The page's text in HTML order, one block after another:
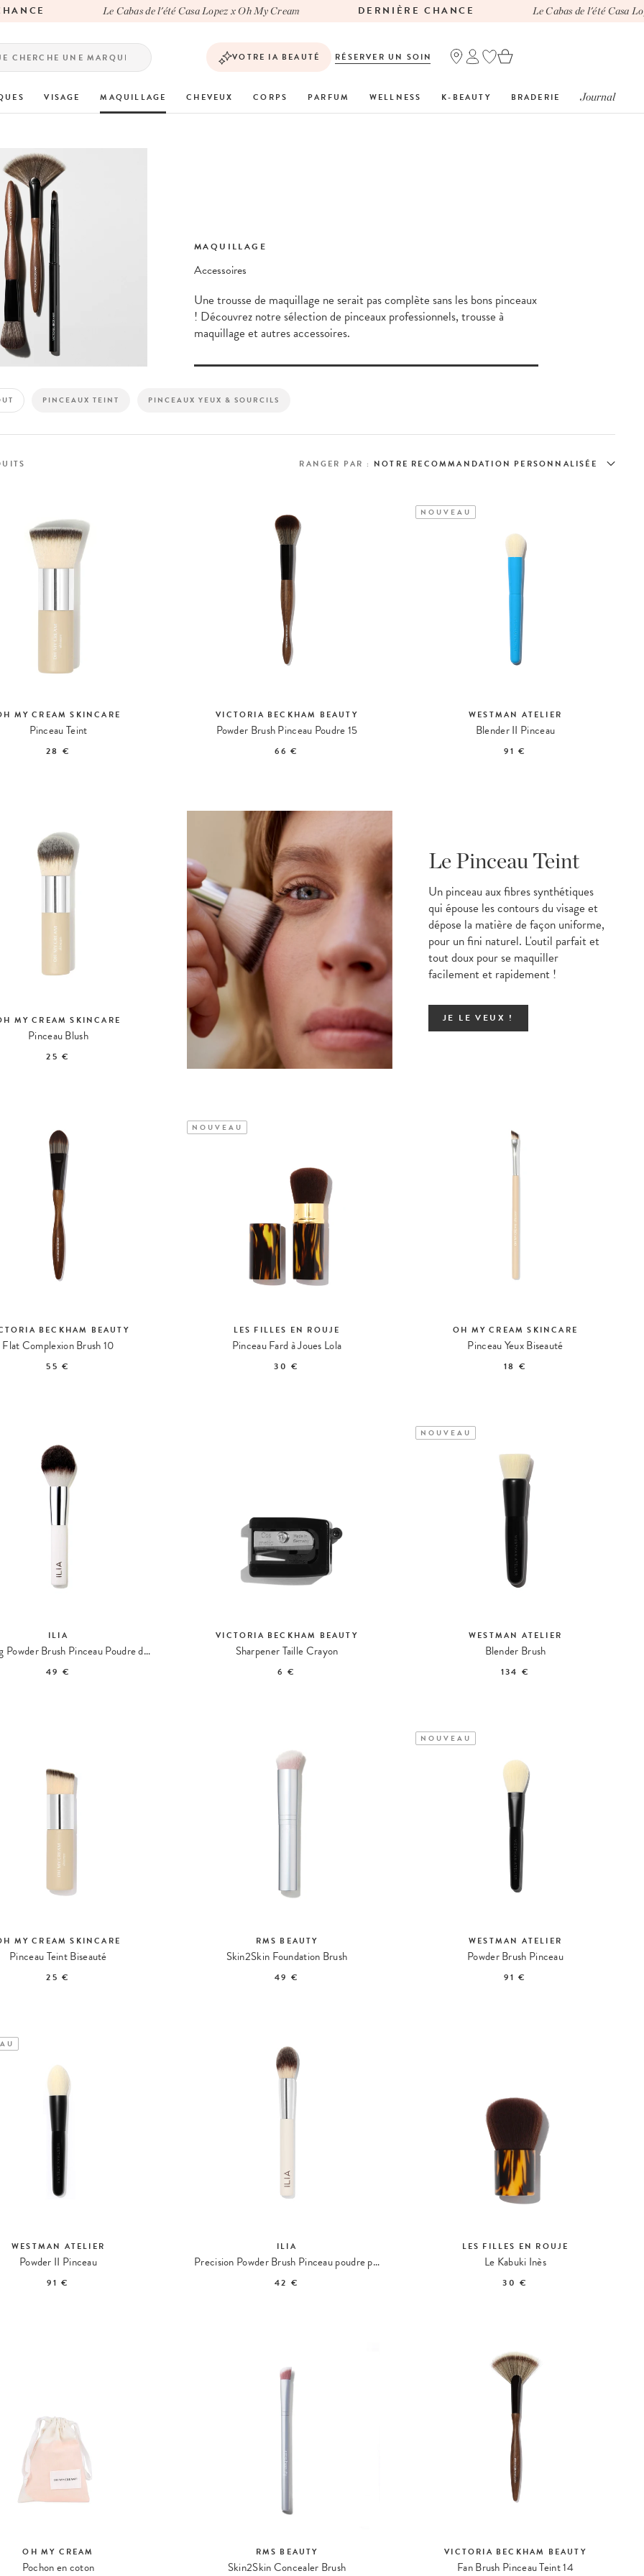
Le Cabas de l'été Casa Lopez x Oh My Cream DERNIÈRE CHANCE Le Cabas de l'été Casa
VOTRE IA BEAUTÉ RÉSERVER UN SOIN
VISAGE MAQUILLAGE CHEVEUX CORPS PARFUM WELLNESS K-BEAUTY BRADERIE Journal
MAQUILLAGE
Accessoires
Une trousse de maquillage ne serait pas complète sans les bons pinceaux
! Découvrez notre sélection de pinceaux professionnels, trousse à
maquillage et autres accessoires.
PINCEAUX TEINT PINCEAUX YEUX & SOURCILS
RANGER PAR :
MY CREAM SKINCARE
Pinceau Teint
28 €
VICTORIA BECKHAM BEAUTY
Powder Brush Pinceau Poudre 15
66 €
NOUVEAU
WESTMAN ATELIER
Blender II Pinceau
91 €
MY CREAM SKINCARE
Pinceau Blush
25 €
Le Pinceau Teint
Un pinceau aux fibres synthétiques
qui épouse les contours du visage et
dépose la matière de façon uniforme,
pour un fini naturel. L'outil parfait et
tout doux pour se maquiller
facilement et rapidement !
JE LE VEUX !
BECKHAM BEAUTY
Flat Complexion Brush 10
55 €
NOUVEAU
LES FILLES EN ROUJE
Pinceau Fard à Joues Lola
30 €
OH MY CREAM SKINCARE
Pinceau Yeux Biseauté
18 €
ILIA
Finishing Powder Brush Pinceau Poudre de Finition
49 €
VICTORIA BECKHAM BEAUTY
Sharpener Taille Crayon
6 €
NOUVEAU
WESTMAN ATELIER
Blender Brush
134 €
MY CREAM SKINCARE
Pinceau Teint Biseauté
25 €
RMS BEAUTY
Skin2Skin Foundation Brush
49 €
NOUVEAU
WESTMAN ATELIER
Powder Brush Pinceau
91 €
WESTMAN ATELIER
Powder II Pinceau
91 €
ILIA
Precision Powder Brush Pinceau poudre précision
42 €
LES FILLES EN ROUJE
Le Kabuki Inès
30 €
OH MY CREAM
Pochon en coton
RMS BEAUTY
Skin2Skin Concealer Brush
VICTORIA BECKHAM BEAUTY
Fan Brush Pinceau Teint 14